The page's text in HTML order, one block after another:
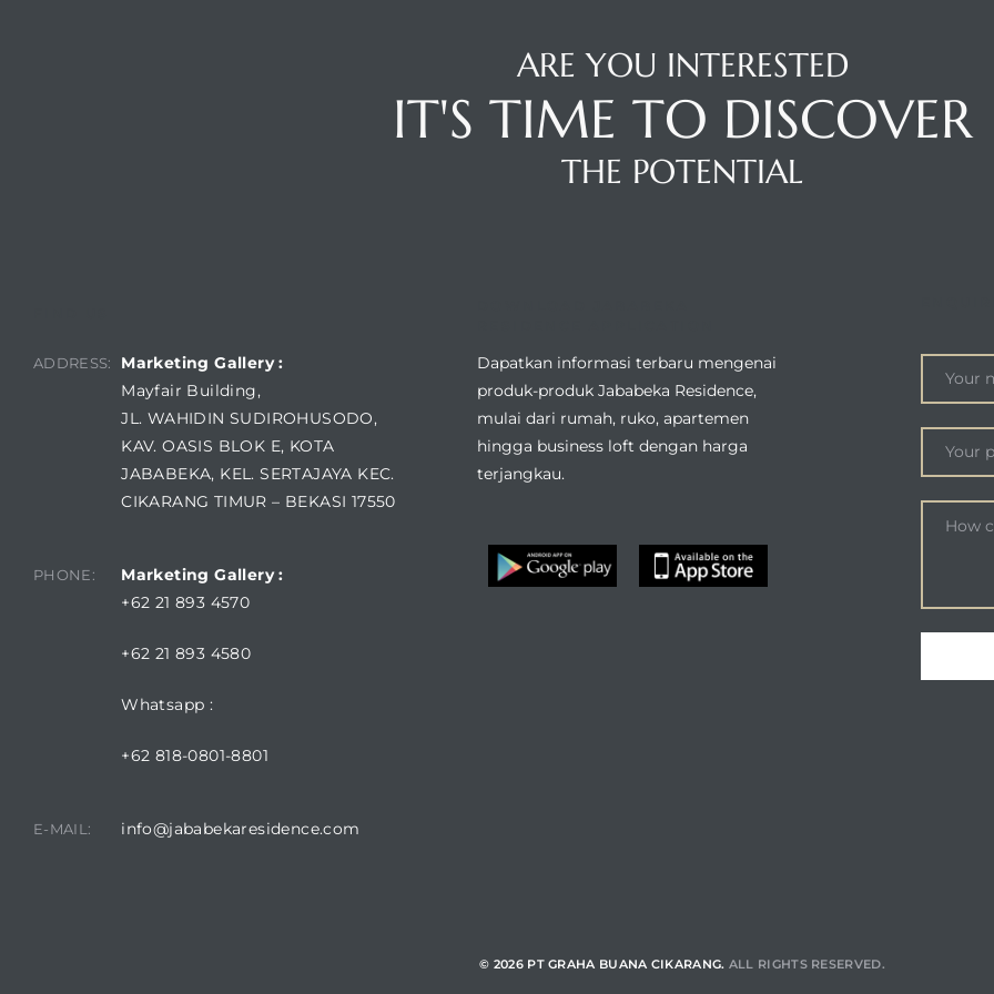
ARE YOU INTERESTED
IT'S TIME TO DISCOVER
THE POTENTIAL
ADDRESS:
Marketing Gallery :
Mayfair Building,
JL. WAHIDIN SUDIROHUSODO,
KAV. OASIS BLOK E, KOTA
JABABEKA, KEL. SERTAJAYA KEC.
CIKARANG TIMUR – BEKASI 17550
PHONE:
Marketing Gallery :
+62 21 893 4570
+62 21 893 4580
Whatsapp :
+62 818-0801-8801
E-MAIL: info@jababekaresidence.com
Dapatkan informasi terbaru mengenai
produk-produk Jababeka Residence,
mulai dari rumah, ruko, apartemen
hingga business loft dengan harga
terjangkau.
© 2026 PT GRAHA BUANA CIKARANG. ALL RIGHTS RESERVED.